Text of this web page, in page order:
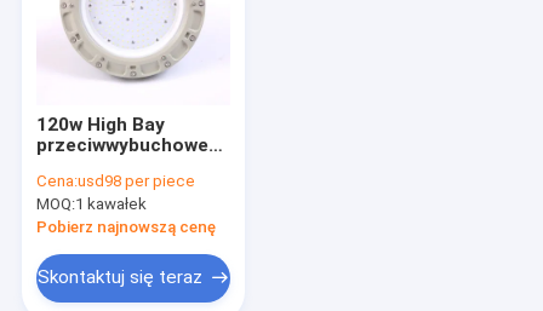
Wentylator wyciągowy przeciwwybuchowy
HID przeciwwybuchowy
Przeciwwybuchowe światła alarmowe
Dławik kablowy przeciwwybuchowy
Sprzęt przeciwwybuchowy
120w High Bay
przeciwwybuchowe
oświetlenia LED Dział
1 Dział 21
Cena:usd98 per piece
MOQ:1 kawałek
Pobierz najnowszą cenę
Skontaktuj się teraz